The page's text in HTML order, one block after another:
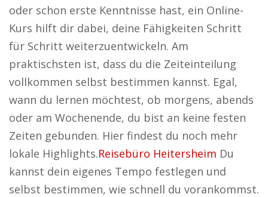
oder schon erste Kenntnisse hast, ein Online-
Kurs hilft dir dabei, deine Fähigkeiten Schritt
für Schritt weiterzuentwickeln. Am
praktischsten ist, dass du die Zeiteinteilung
vollkommen selbst bestimmen kannst. Egal,
wann du lernen möchtest, ob morgens, abends
oder am Wochenende, du bist an keine festen
Zeiten gebunden. Hier findest du noch mehr
lokale Highlights.Reisebüro Heitersheim Du
kannst dein eigenes Tempo festlegen und
selbst bestimmen, wie schnell du vorankommst.